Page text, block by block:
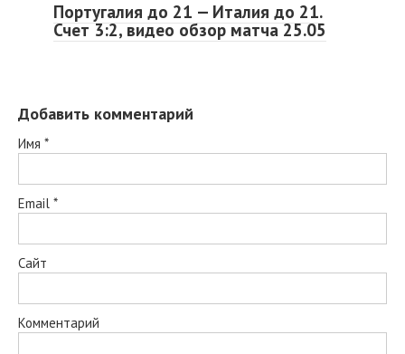
Португалия до 21 — Италия до 21.
Счет 3:2, видео обзор матча 25.05
Добавить комментарий
Имя *
Email *
Сайт
Комментарий